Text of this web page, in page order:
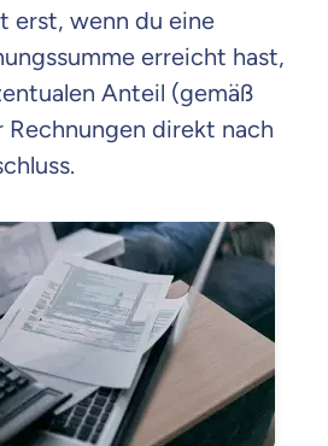
erst, wenn du eine
erreicht hast,
Anteil (gemäß
Rechnungen direkt nach